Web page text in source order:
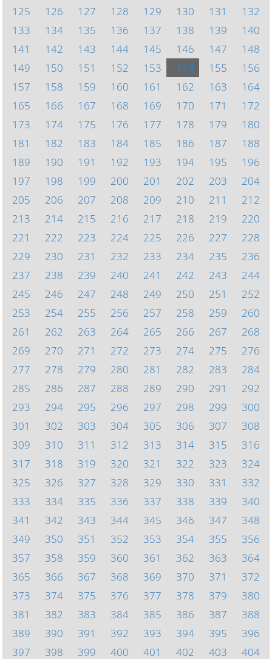
125
126 127 128 129 130 131
132
133
134 135 136 137 138 139
140
141
142 143 144 145 146 147
148
149
150 151 152 153 154 155
156
157
158 159 160 161 162 163
164
165
166 167 168 169 170 171
172
173
174 175 176 177 178 179
180
181
182 183 184 185 186 187
188
189
190 191 192 193 194 195
196
197
198 199 200 201 202 203
204
205
206 207 208 209 210 211
212
213
214 215 216 217 218 219
220
221
222 223 224 225 226 227
228
229
230 231 232 233 234 235
236
237
238 239 240 241 242 243
244
245
246 247 248 249 250 251
252
253
254 255 256 257 258 259
260
261
262 263 264 265 266 267
268
269
270 271 272 273 274 275
276
277
278 279 280 281 282 283
284
285
286 287 288 289 290 291
292
293
294 295 296 297 298 299
300
301
302 303 304 305 306 307
308
309
310 311 312 313 314 315
316
317
318 319 320 321 322 323
324
325
326 327 328 329 330 331
332
333
334 335 336 337 338 339
340
341
342 343 344 345 346 347
348
349
350 351 352 353 354 355
356
357
358 359 360 361 362 363
364
365
366 367 368 369 370 371
372
373
374 375 376 377 378 379
380
381
382 383 384 385 386 387
388
389
390 391 392 393 394 395
396
397
398 399 400 401 402 403 404